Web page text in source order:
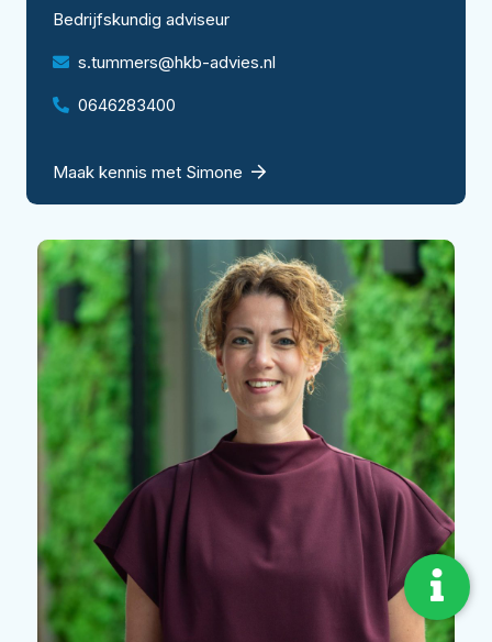
Bedrijfskundig adviseur
s.tummers@hkb-advies.nl
0646283400
Maak kennis met Simone